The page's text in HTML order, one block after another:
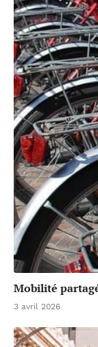
Mobilité
3 avril 2026